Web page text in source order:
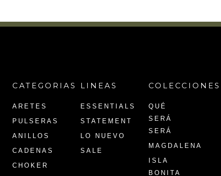
CATEGORIAS
ARETES
PULSERAS
ANILLOS
CADENAS
CHOKER
LINEAS
ESSENTIALS
STATEMENT
LO NUEVO
SALE
COLECCIONES
QUÉ
SERÁ
SERÁ
MAGDALENA
ISLA
BONITA